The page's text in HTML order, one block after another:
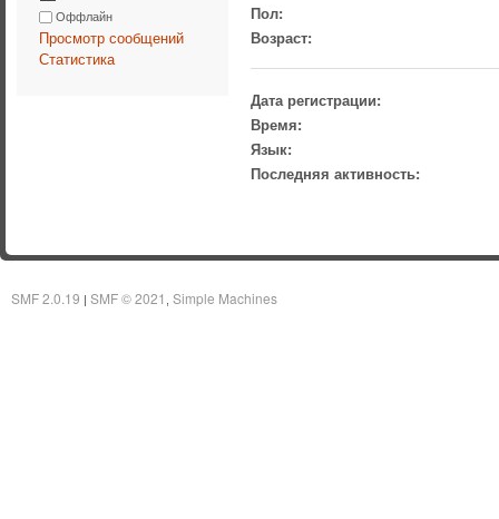
Оффлайн
Просмотр сообщений
Статистика
Пол:
Возраст:
Дата регистрации:
Время:
Язык:
Последняя активность:
SMF 2.0.19 | SMF © 2021 Simple Machines